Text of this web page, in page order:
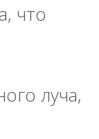
что
луча,